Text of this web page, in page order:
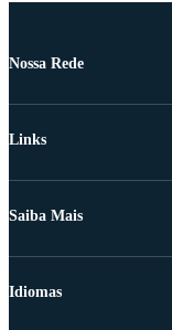
Nossa Rede
Links
Saiba Mais
Idiomas